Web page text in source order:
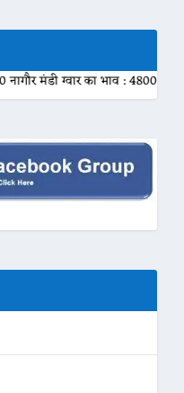
: 4800 से 5450 नोखा मंडी